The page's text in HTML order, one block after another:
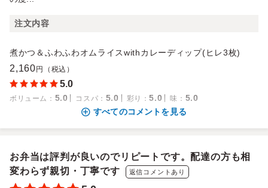
注文内容
煮かつ＆ふわふわオムライスwithカレーディップ(ヒレ3枚)
2,160 円（税込）
5.0
ボリューム ： 5.0 コスパ ： 5.0 彩り ：5.0 味 ： 5.0
すべてのコメントを見る
お弁当は評判が良いのでリピートです。配達の方も相
変わらず親切・丁寧です
返信コメントあり